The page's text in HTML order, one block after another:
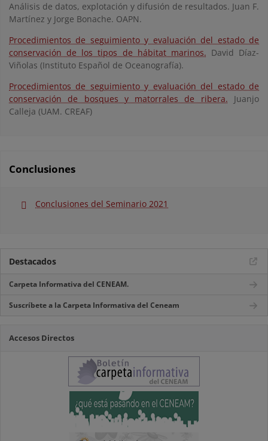
Análisis de datos, explotación y difusión de resultados. Juan F.
Martínez y Jorge Bonache. OAPN.
Procedimientos de seguimiento y evaluación del estado de
conservación de los tipos de hábitat marinos. David Díaz-
Viñolas (Instituto Español de Oceanografía).
Procedimientos de seguimiento y evaluación del estado de
conservación de bosques y matorrales de ribera. Juanjo
Calleja (UAM. CREAF)
Conclusiones
Conclusiones del Seminario 2021
Destacados
Carpeta Informativa del CENEAM.
Suscríbete a la Carpeta Informativa del Ceneam
Accesos Directos